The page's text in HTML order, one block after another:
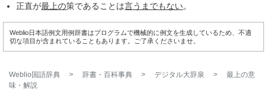
正直が最上の策であることは言うまでもない。
Weblio日本語例文用例辞書はプログラムで機械的に例文を生成しているため、不適
切な項目が含まれていることもあります。ご了承くださいませ。
Weblio国語辞典 > 辞書・百科事典 > デジタル大辞泉 > 最上の意
味・解説